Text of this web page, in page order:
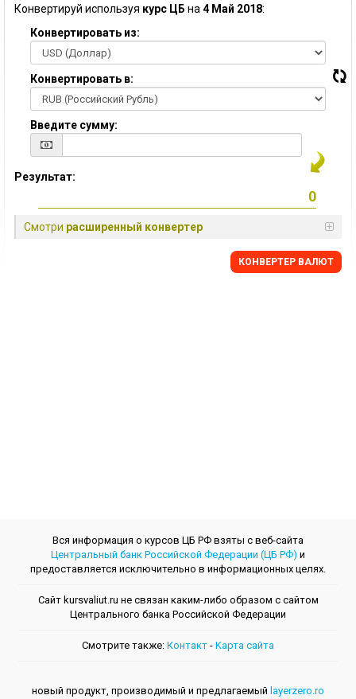
Конвертируй используя курс ЦБ на 4 Май 2018:
Конвертировать из:
Конвертировать в:
Введите сумму:
Результат:
Смотри расширенный конвертер
КОНВЕРТЕР ВАЛЮТ
Вся информация о курсов ЦБ РФ взяты с веб-сайта
Центральный банк Российской Федерации (ЦБ РФ) и
предоставляется исключительно в информационных целях.
Сайт kursvaliut.ru не связан каким-либо образом с сайтом
Центрального банкa Российской Федерации
Смотрите также: Контакт - Kарта сайта
новый продукт, производимый и предлагаемый layerzero.ro